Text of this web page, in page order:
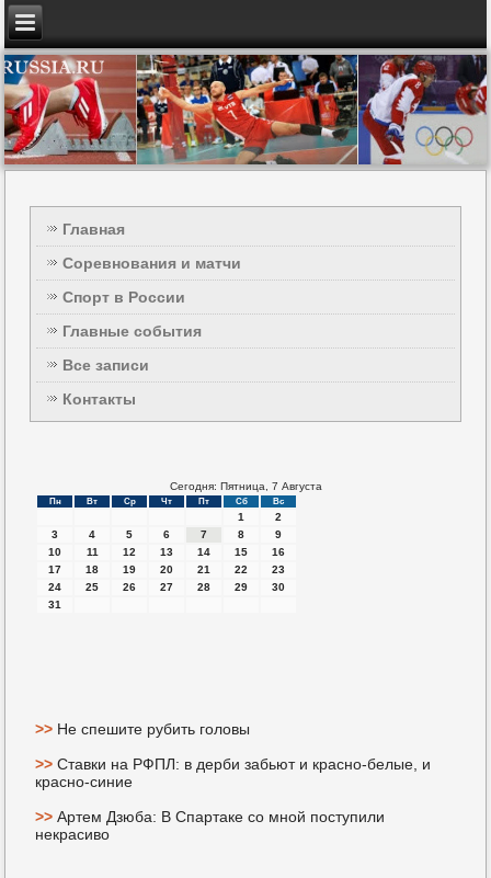
Главная
Соревнования и матчи
Спорт в России
Главные события
Все записи
Контакты
Сегодня: Пятница, 7 Августа
Пн Вт Ср Чт Пт Сб Вс
1
2
3
4 5 6 7 8
9
10
11 12 13 14 15
16
17
18 19 20 21 22
23
24
25 26 27 28 29
30
31
>> Не спешите рубить головы
>>Ставки на РФПЛ: в дерби забьют и красно-белые, и
красно-синие
>>Артем Дзюба: В Спартаке со мной поступили
некрасиво